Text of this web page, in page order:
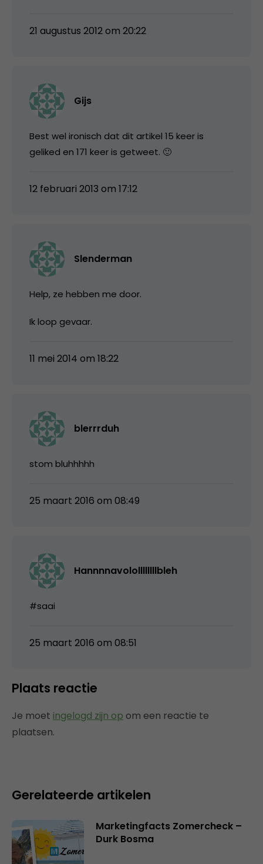
21 augustus 2012 om 20:22
Gijs
Best wel ironisch dat dit artikel 15 keer is
geliked en 171 keer is getweet. 🙂
12 februari 2013 om 17:12
Slenderman
Help, ze hebben me door.
Ik loop gevaar.
11 mei 2014 om 18:22
blerrrduh
stom bluhhhhh
25 maart 2016 om 08:49
Hannnnavolollllllllbleh
#saai
25 maart 2016 om 08:51
Plaats reactie
Je moet ingelogd zijn op om een reactie te
plaatsen.
Gerelateerde artikelen
Marketingfacts Zomercheck –
Durk Bosma